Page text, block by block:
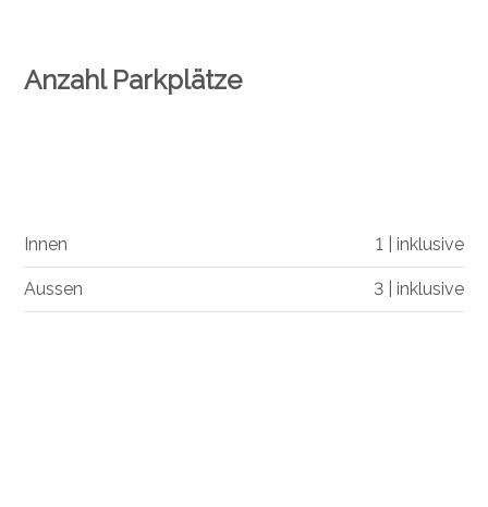
Anzahl Parkplätze
Innen 1 | inklusive
Aussen 3 | inklusive